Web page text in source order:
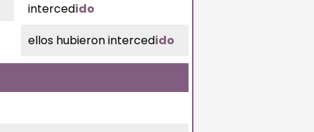
intercedido
ellos hubieron intercedido